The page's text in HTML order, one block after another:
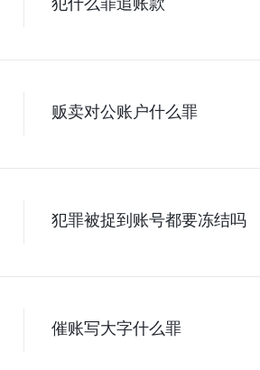
贩卖对公账户什么罪
犯罪被捉到账号都要冻结吗
催账写大字什么罪